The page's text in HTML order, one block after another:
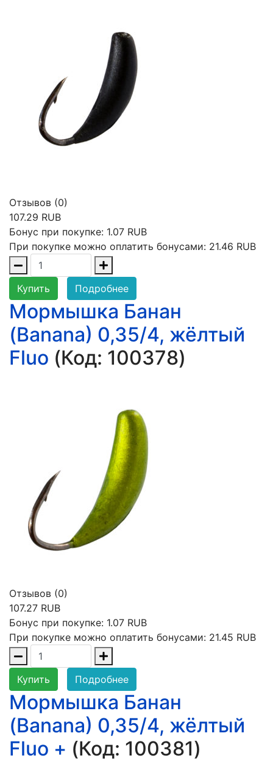
Отзывов (0)
107.29 RUB
Бонус при покупке: 1.07 RUB
При покупке можно оплатить бонусами: 21.46 RUB
Купить Подробнее
Мормышка Банан
(Banana) 0,35/4, жёлтый
Fluo (Код: 100378)
Отзывов (0)
107.27 RUB
Бонус при покупке: 1.07 RUB
При покупке можно оплатить бонусами: 21.45 RUB
Купить Подробнее
Мормышка Банан
(Banana) 0,35/4, жёлтый
Fluo + (Код: 100381)